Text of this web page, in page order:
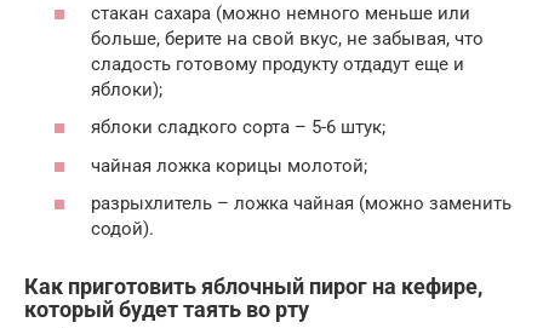
стакан сахара (можно немного меньше или
больше, берите на свой вкус, не забывая, что
сладость готовому продукту отдадут еще и
яблоки);
яблоки сладкого сорта – 5-6 штук;
чайная ложка корицы молотой;
разрыхлитель – ложка чайная (можно заменить
содой).
Как приготовить яблочный пирог на кефире,
который будет таять во рту